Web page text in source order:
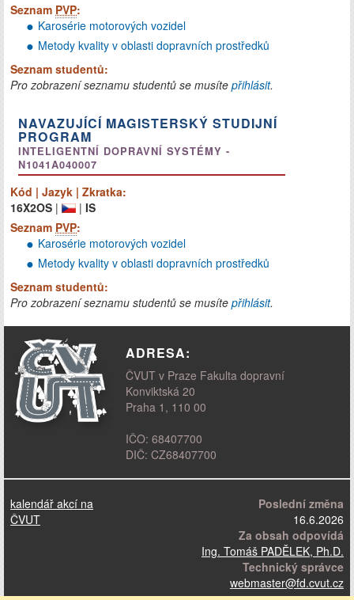
Seznam PVP:
Karosérie motorových vozidel
Metody kvality v oblasti dopravních prostředků
Seznam studentů:
Pro zobrazení seznamu studentů se musíte přihlásit.
NAVAZUJÍCÍ MAGISTERSKÝ STUDIJNÍ
PROGRAM
INTELIGENTNÍ DOPRAVNÍ SYSTÉMY -
N1041A040007
Kód | Jazyk | Zkratka:
16X2OS | | IS
Seznam PVP:
Karosérie motorových vozidel
Metody kvality v oblasti dopravních prostředků
Seznam studentů:
Pro zobrazení seznamu studentů se musíte přihlásit.
ADRESA:
ČVUT v Praze Fakulta dopravní
Konviktská 20
Praha 1, 110 00
IČO: 68407700
DIČ: CZ68407700
kalendář akcí na
ČVUT
Poslední změna
16.6.2026
Za obsah odpovídá
Ing. Tomáš PADĚLEK, Ph.D.
Technický správce
webmaster@fd.cvut.cz